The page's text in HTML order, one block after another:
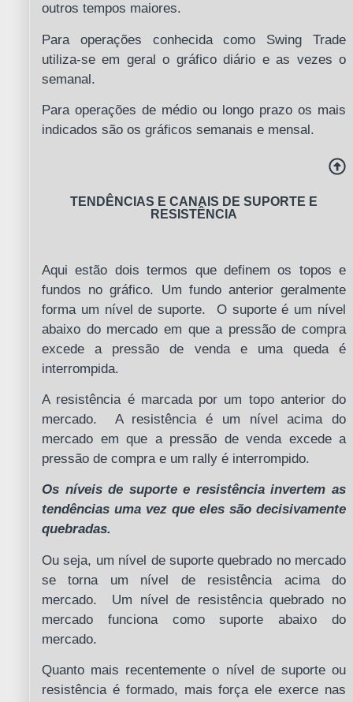
outros tempos maiores.
Para operações conhecida como Swing Trade
utiliza-se em geral o gráfico diário e as vezes o
semanal.
Para operações de médio ou longo prazo os mais
indicados são os gráficos semanais e mensal.
TENDÊNCIAS E CANAIS DE SUPORTE E
RESISTÊNCIA
Aqui estão dois termos que definem os topos e
fundos no gráfico. Um fundo anterior geralmente
forma um nível de suporte. O suporte é um nível
abaixo do mercado em que a pressão de compra
excede a pressão de venda e uma queda é
interrompida.
A resistência é marcada por um topo anterior do
mercado. A resistência é um nível acima do
mercado em que a pressão de venda excede a
pressão de compra e um rally é interrompido.
Os níveis de suporte e resistência invertem as
tendências uma vez que eles são decisivamente
quebradas.
Ou seja, um nível de suporte quebrado no mercado
se torna um nível de resistência acima do
mercado. Um nível de resistência quebrado no
mercado funciona como suporte abaixo do
mercado.
Quanto mais recentemente o nível de suporte ou
resistência é formado, mais força ele exerce nas